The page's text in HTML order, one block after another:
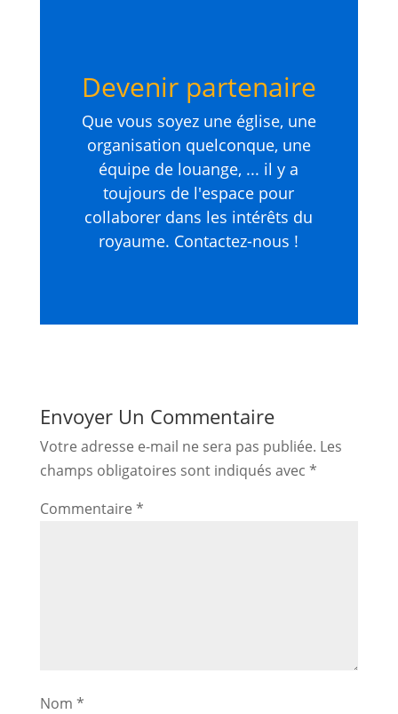
Devenir partenaire
Que vous soyez une église, une
organisation quelconque, une
équipe de louange, ... il y a
toujours de l'espace pour
collaborer dans les intérêts du
royaume. Contactez-nous !
Envoyer Un Commentaire
Votre adresse e-mail ne sera pas publiée. Les
champs obligatoires sont indiqués avec *
Commentaire *
Nom *